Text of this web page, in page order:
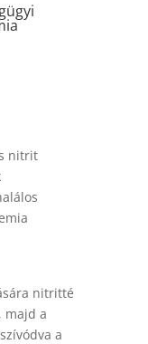
nitrit
nitritté
majd a
a